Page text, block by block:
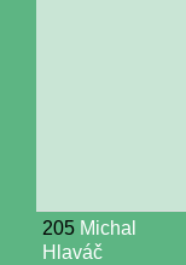
205 Michal
Hlaváč